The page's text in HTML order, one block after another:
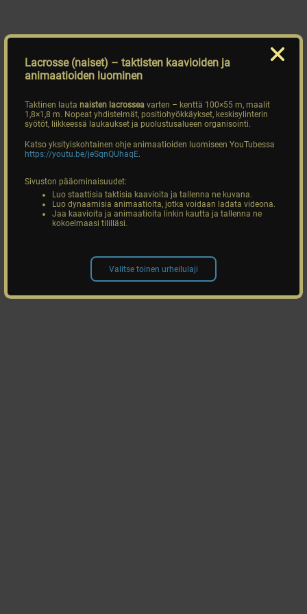
Lacrosse (naiset) – taktisten kaavioiden ja
animaatioiden luominen
Taktinen lautanaisten lacrossea varten – kenttä 100×55 m, maalit
1,8×1,8 m. Nopeat yhdistelmät, positiohyökkäykset, keskisylinterin
syötöt, liikkeessä laukaukset ja puolustusalueen organisointi.
Katso yksityiskohtainen ohje animaatioiden luomiseen YouTubessa
https://youtu.be/jeSqnQUhaqE.
Sivuston pääominaisuudet:
Luo staattisia taktisia kaavioita ja tallenna ne kuvana.
Luo dynaamisia animaatioita, jotka voidaan ladata videona.
Jaa kaavioita ja animaatioita linkin kautta ja tallenna ne
kokoelmaasi tililläsi.
Valitse toinen urheilulaji